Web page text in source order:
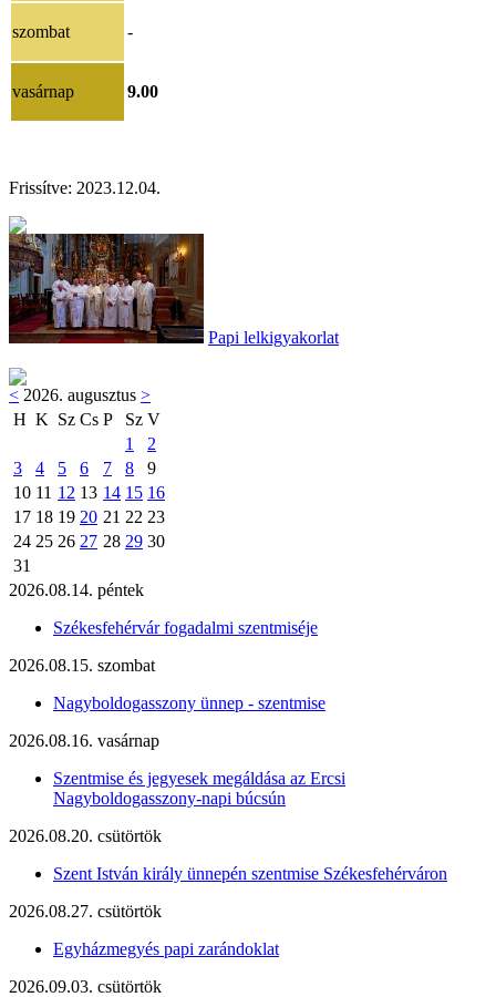
szombat -
vasárnap 9.00
Frissítve: 2023.12.04.
Papi lelkigyakorlat
< 2026. augusztus >
H K Sz Cs P Sz V
1
2
3
4 5 6 7 8
9
10 11 12 13 14 15 16
17 18 19 20 21 22 23
24 25 26 27 28 29 30
31
2026.08.14. péntek
Székesfehérvár fogadalmi szentmiséje
2026.08.15. szombat
Nagyboldogasszony ünnep - szentmise
2026.08.16. vasárnap
Szentmise és jegyesek megáldása az Ercsi
Nagyboldogasszony-napi búcsún
2026.08.20. csütörtök
Szent István király ünnepén szentmise Székesfehérváron
2026.08.27. csütörtök
Egyházmegyés papi zarándoklat
2026.09.03. csütörtök